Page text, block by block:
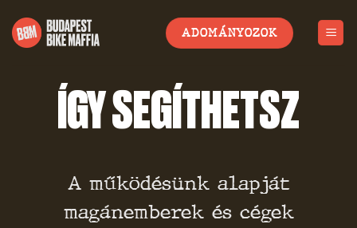
to
content
ADOMÁNYOZOK
ÍGY SEGÍTHETSZ
A működésünk alapját
magánemberek és cégek